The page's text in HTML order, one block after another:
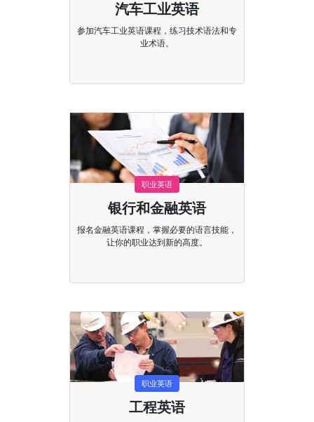
汽车工业英语
参加汽车工业英语课程，练习技术语法和专
业术语。
职业英语
银行和金融英语
报名金融英语课程，掌握必要的语言技能，
让你的职业达到新的高度。
职业英语
工程英语